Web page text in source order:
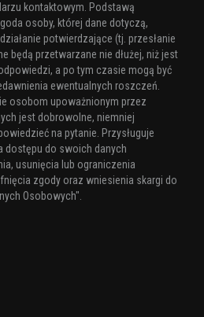
kontaktowym. Podstawą
osoby, której dane dotyczą,
potwierdzające (tj. przesłanie
będą przetwarzane nie dłużej, niż jest
a po tym czasie mogą być
ewentualnych roszczeń.
osobom upoważnionym przez
jest dobrowolne, niemniej
na pytanie. Przysługuje
dostępu do swoich danych
usunięcia lub ograniczenia
zgody oraz wniesienia skargi do
Osobowych".